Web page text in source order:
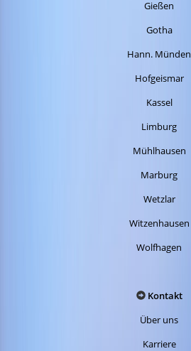
Gießen
Gotha
Hann. Münden
Hofgeismar
Kassel
Limburg
Mühlhausen
Marburg
Wetzlar
Witzenhausen
Wolfhagen
Kontakt
Über uns
Karriere